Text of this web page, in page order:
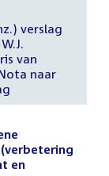
verslag
van
naar
en